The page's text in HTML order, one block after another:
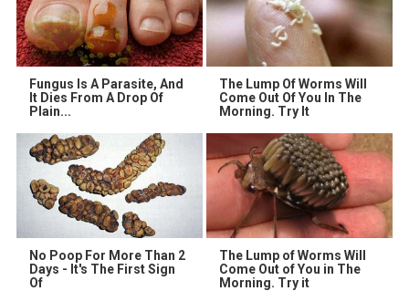
Fungus Is A Parasite, And
It Dies From A Drop Of
Plain...
The Lump Of Worms Will
Come Out Of You In The
Morning. Try It
No Poop For More Than 2
Days - It's The First Sign
Of
The Lump of Worms Will
Come Out of You in The
Morning. Try it